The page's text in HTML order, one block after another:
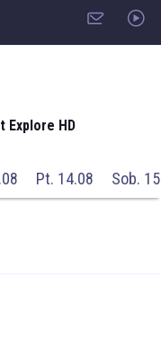
Explore HD
Pt. 14.08 Sob.